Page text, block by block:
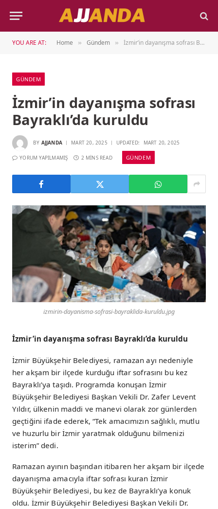
YOU ARE AT: Home » Gündem » İzmir’in dayanışma sofrası Bayraklı’da kuruldu
GÜNDEM
İzmir’in dayanışma sofrası
Bayraklı’da kuruldu
BY AJJANDA MART 20, 2025 UPDATED: MART 20, 2025
YORUM YAPILMAMIŞ 2 MINS READ GÜNDEM
izmirin-dayanisma-sofrasi-bayraklida-kuruldu.jpg
İzmir’in dayanışma sofrası Bayraklı’da kuruldu
İzmir Büyükşehir Belediyesi, ramazan ayı nedeniyle
her akşam bir ilçede kurduğu iftar sofrasını bu kez
Bayraklı’ya taşıdı. Programda konuşan İzmir
Büyükşehir Belediyesi Başkan Vekili Dr. Zafer Levent
Yıldır, ülkenin maddi ve manevi olarak zor günlerden
geçtiğini ifade ederek, “Tek amacımızın sağlıklı, mutlu
ve huzurlu bir İzmir yaratmak olduğunu bilmenizi
isterim” dedi.
Ramazan ayının başından itibaren her akşam bir ilçede
dayanışma amacıyla iftar sofrası kuran İzmir
Büyükşehir Belediyesi, bu kez de Bayraklı’ya konuk
oldu. İzmir Büyükşehir Belediyesi Başkan Vekili Dr.